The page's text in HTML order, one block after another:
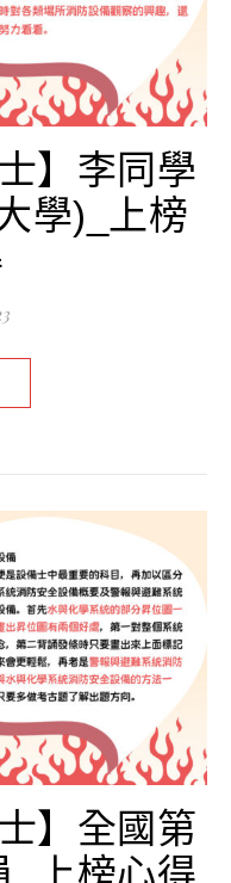
】李同學
學)_上榜
】全國第
_上榜心得